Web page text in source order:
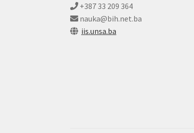
+387 33 209 364
nauka@bih.net.ba
iis.unsa.ba